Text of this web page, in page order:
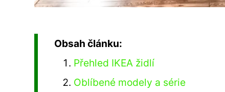
Obsah článku:
Přehled IKEA židlí
Oblíbené modely a série